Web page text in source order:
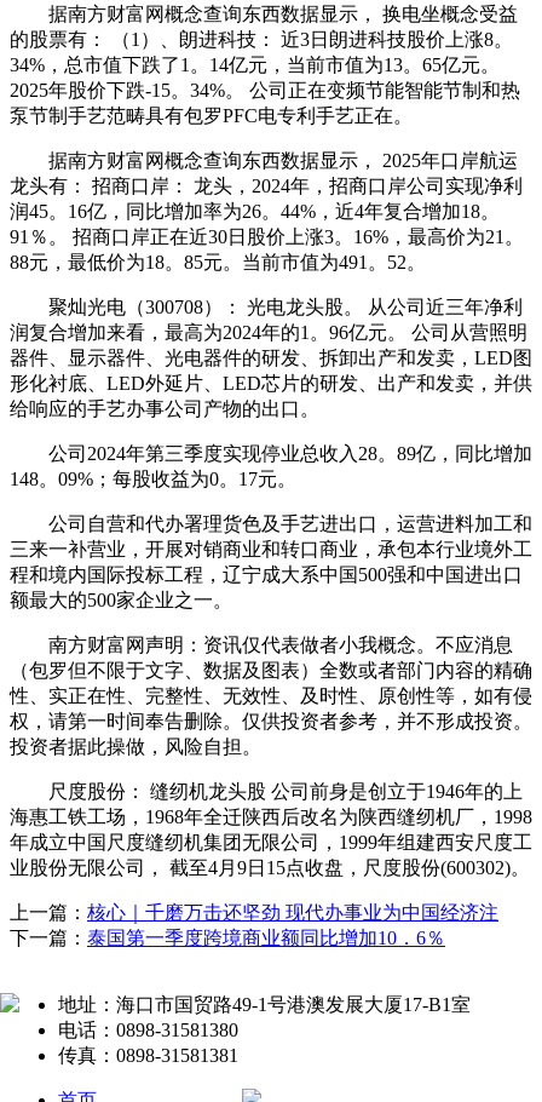
据南方财富网概念查询东西数据显示， 换电坐概念受益
的股票有： （1）、朗进科技： 近3日朗进科技股价上涨8。
34%，总市值下跌了1。14亿元，当前市值为13。65亿元。
2025年股价下跌-15。34%。 公司正在变频节能智能节制和热
泵节制手艺范畴具有包罗PFC电专利手艺正在。
据南方财富网概念查询东西数据显示， 2025年口岸航运
龙头有： 招商口岸： 龙头，2024年，招商口岸公司实现净利
润45。16亿，同比增加率为26。44%，近4年复合增加18。
91％。 招商口岸正在近30日股价上涨3。16%，最高价为21。
88元，最低价为18。85元。当前市值为491。52。
聚灿光电（300708）： 光电龙头股。 从公司近三年净利
润复合增加来看，最高为2024年的1。96亿元。 公司从营照明
器件、显示器件、光电器件的研发、拆卸出产和发卖，LED图
形化衬底、LED外延片、LED芯片的研发、出产和发卖，并供
给响应的手艺办事公司产物的出口。
公司2024年第三季度实现停业总收入28。89亿，同比增加
148。09%；每股收益为0。17元。
公司自营和代办署理货色及手艺进出口，运营进料加工和
三来一补营业，开展对销商业和转口商业，承包本行业境外工
程和境内国际投标工程，辽宁成大系中国500强和中国进出口
额最大的500家企业之一。
南方财富网声明：资讯仅代表做者小我概念。不应消息
（包罗但不限于文字、数据及图表）全数或者部门内容的精确
性、实正在性、完整性、无效性、及时性、原创性等，如有侵
权，请第一时间奉告删除。仅供投资者参考，并不形成投资。
投资者据此操做，风险自担。
尺度股份： 缝纫机龙头股 公司前身是创立于1946年的上
海惠工铁工场，1968年全迁陕西后改名为陕西缝纫机厂，1998
年成立中国尺度缝纫机集团无限公司，1999年组建西安尺度工
业股份无限公司， 截至4月9日15点收盘，尺度股份(600302)。
上一篇： 核心｜千磨万击还坚劲 现代办事业为中国经济注
下一篇： 泰国第一季度跨境商业额同比增加10．6％
地址：海口市国贸路49-1号港澳发展大厦17-B1室
电话：0898-31581380
传真：0898-31581381